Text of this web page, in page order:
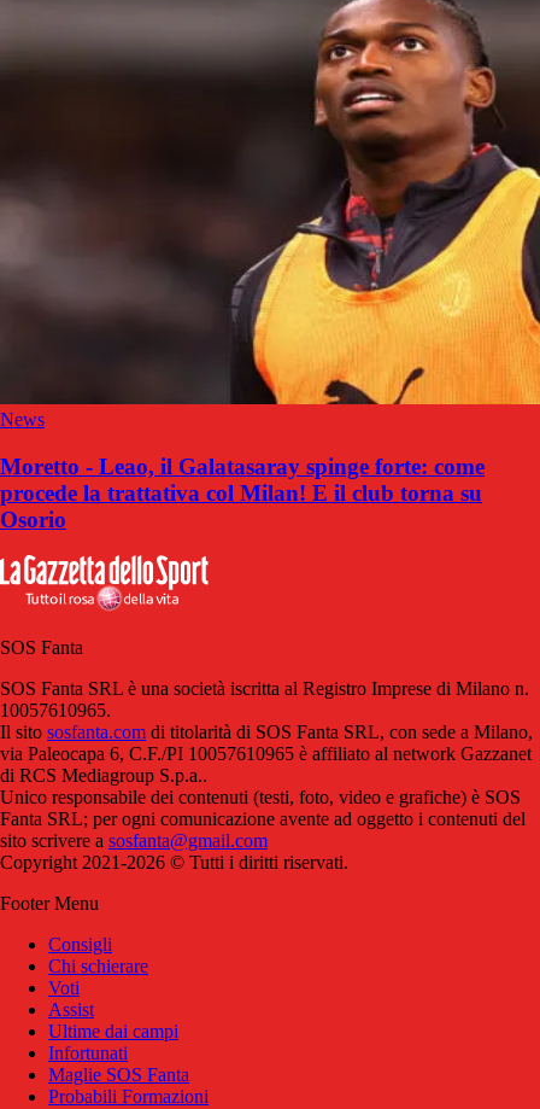
News
Moretto - Leao, il Galatasaray spinge forte: come
procede la trattativa col Milan! E il club torna su
Osorio
SOS Fanta
SOS Fanta SRL è una società iscritta al Registro Imprese di Milano n.
10057610965.
Il sito sosfanta.com di titolarità di SOS Fanta SRL, con sede a Milano,
via Paleocapa 6, C.F./PI 10057610965 è affiliato al network Gazzanet
di RCS Mediagroup S.p.a..
Unico responsabile dei contenuti (testi, foto, video e grafiche) è SOS
Fanta SRL; per ogni comunicazione avente ad oggetto i contenuti del
sito scrivere a sosfanta@gmail.com
Copyright 2021-2026 © Tutti i diritti riservati.
Footer Menu
Consigli
Chi schierare
Voti
Assist
Ultime dai campi
Infortunati
Maglie SOS Fanta
Probabili Formazioni